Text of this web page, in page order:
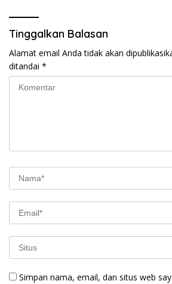
Tinggalkan Balasan
Alamat email Anda tidak akan
ditandai *
Simpan nama, email, dan situs web